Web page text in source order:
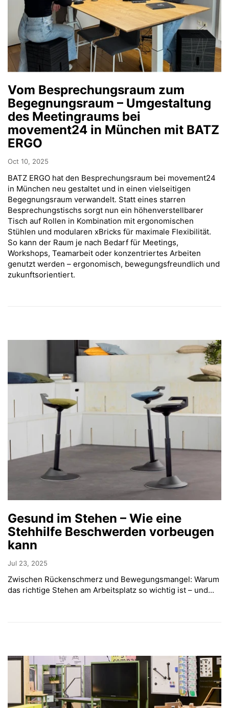
Vom Besprechungsraum zum
Begegnungsraum – Umgestaltung
des Meetingraums bei
movement24 in München mit BATZ
ERGO
Oct 10, 2025
BATZ ERGO hat den Besprechungsraum bei movement24
in München neu gestaltet und in einen vielseitigen
Begegnungsraum verwandelt. Statt eines starren
Besprechungstischs sorgt nun ein höhenverstellbarer
Tisch auf Rollen in Kombination mit ergonomischen
Stühlen und modularen xBricks für maximale Flexibilität.
So kann der Raum je nach Bedarf für Meetings,
Workshops, Teamarbeit oder konzentriertes Arbeiten
genutzt werden – ergonomisch, bewegungsfreundlich und
zukunftsorientiert.
Gesund im Stehen – Wie eine
Stehhilfe Beschwerden vorbeugen
kann
Jul 23, 2025
Zwischen Rückenschmerz und Bewegungsmangel: Warum
das richtige Stehen am Arbeitsplatz so wichtig ist – und...